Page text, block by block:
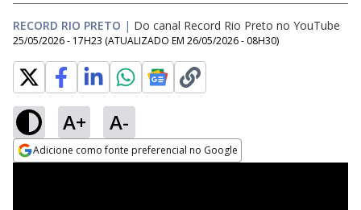
RECORD RIO PRETO | Do canal Record Rio Preto no YouTube
25/05/2026 - 17H23 (ATUALIZADO EM 26/05/2026 - 08H30)
A+ A-
Adicione como fonte preferencial no Google